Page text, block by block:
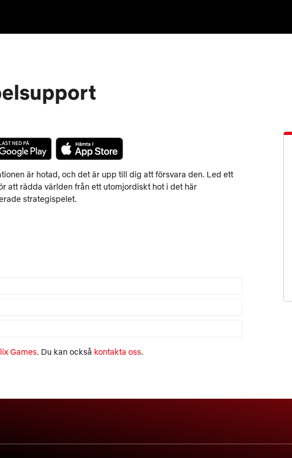
är hotad, och det är upp till dig att försvara den. Led ett
att rädda världen från ett utomjordiskt hot i det här
strategispelet.
Games. Du kan också kontakta oss.